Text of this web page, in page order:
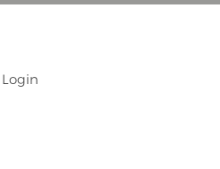
Login